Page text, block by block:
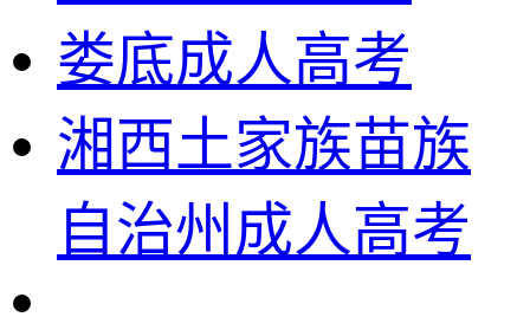
娄底成人高考
湘西土家族苗族
自治州成人高考